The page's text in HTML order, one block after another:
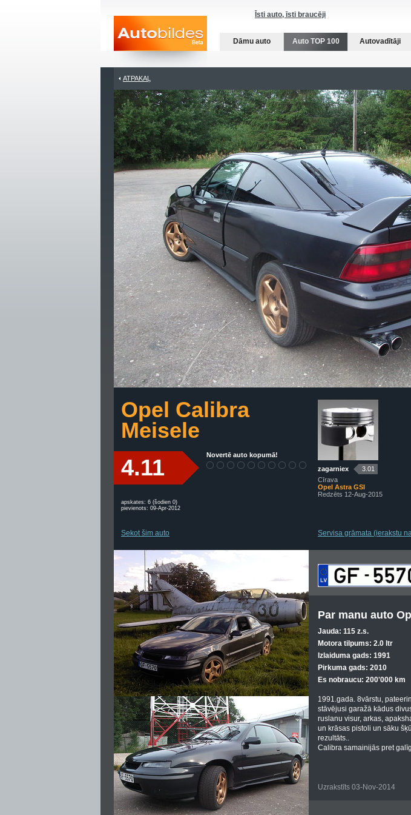
Īsti auto, īsti braucēji
Dāmu auto Auto TOP 100 Autovadītāji
ATPAKAĻ
Opel Calibra
Meisele
4.11 Novertē auto kopumā!
apskates: 6 (šodien 0)
pievienots: 09-Apr-2012
Sekot šim auto
zagarniex
3.01
Cīrava
Opel Astra GSI
Redzēts 12-Aug-2015
Servisa grāmata (ierakstu
Par manu auto
Jauda: 115 z.s.
Motora tilpums: 2.0 ltr
Izlaiduma gads: 1991
Pirkuma gads: 2010
Es nobraucu: 200'000 km
1991.gada. 8vārstu,
stāvējusi garažā kādus
ruslanu visur, arkas,
un krāsas pistoli un sāku
rezultāts..
Calibra samainijās pret
Uzrakstīts 03-Nov-2014